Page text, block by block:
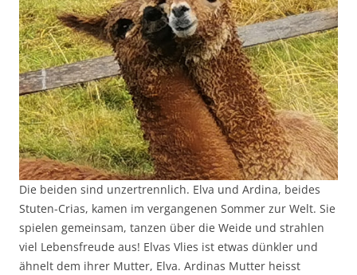
Die beiden sind unzertrennlich. Elva und Ardina, beides
Stuten-Crias, kamen im vergangenen Sommer zur Welt. Sie
spielen gemeinsam, tanzen über die Weide und strahlen
viel Lebensfreude aus! Elvas Vlies ist etwas dünkler und
ähnelt dem ihrer Mutter, Elva. Ardinas Mutter heisst